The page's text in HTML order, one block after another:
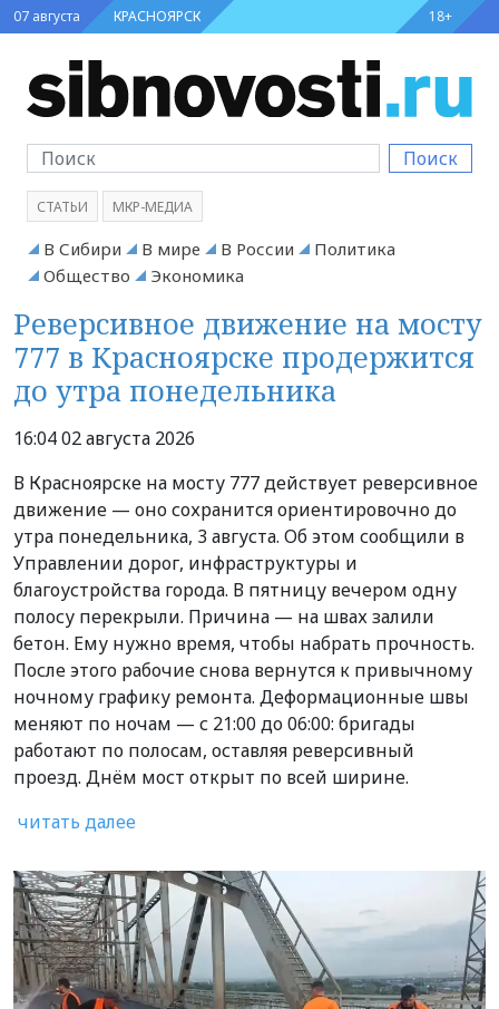
07 августа КРАСНОЯРСК 18+
Поиск
СТАТЬИ МКР-МЕДИА
В Сибири В мире В России
Политика
Общество
Экономика
Реверсивное движение на мосту
777 в Красноярске продержится
до утра понедельника
16:04 02 августа 2026
В Красноярске на мосту 777 действует реверсивное
движение — оно сохранится ориентировочно до
утра понедельника, 3 августа. Об этом сообщили в
Управлении дорог, инфраструктуры и
благоустройства города. В пятницу вечером одну
полосу перекрыли. Причина — на швах залили
бетон. Ему нужно время, чтобы набрать прочность.
После этого рабочие снова вернутся к привычному
ночному графику ремонта. Деформационные швы
меняют по ночам — с 21:00 до 06:00: бригады
работают по полосам, оставляя реверсивный
проезд. Днём мост открыт по всей ширине.
читать далее